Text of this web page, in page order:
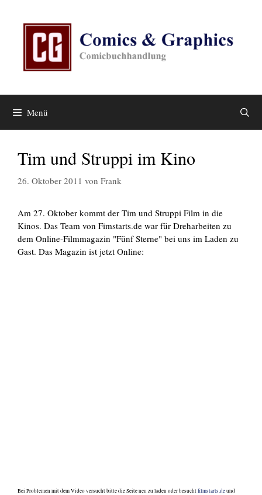
Menü
Tim und Struppi im Kino
26. Oktober 2011 von Frank
Am 27. Oktober kommt der Tim und Struppi Film in die
Kinos. Das Team von Fimstarts.de war für Dreharbeiten zu
dem Online-Filmmagazin "Fünf Sterne" bei uns im Laden zu
Gast. Das Magazin ist jetzt Online:
Bei Problemen mit dem Video versucht bitte die Seite neu zu laden oder besuchtfilmstarts.deund